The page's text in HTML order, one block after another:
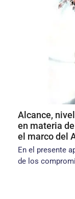
Alcance,
en materia
el marco del
En el presente
de los